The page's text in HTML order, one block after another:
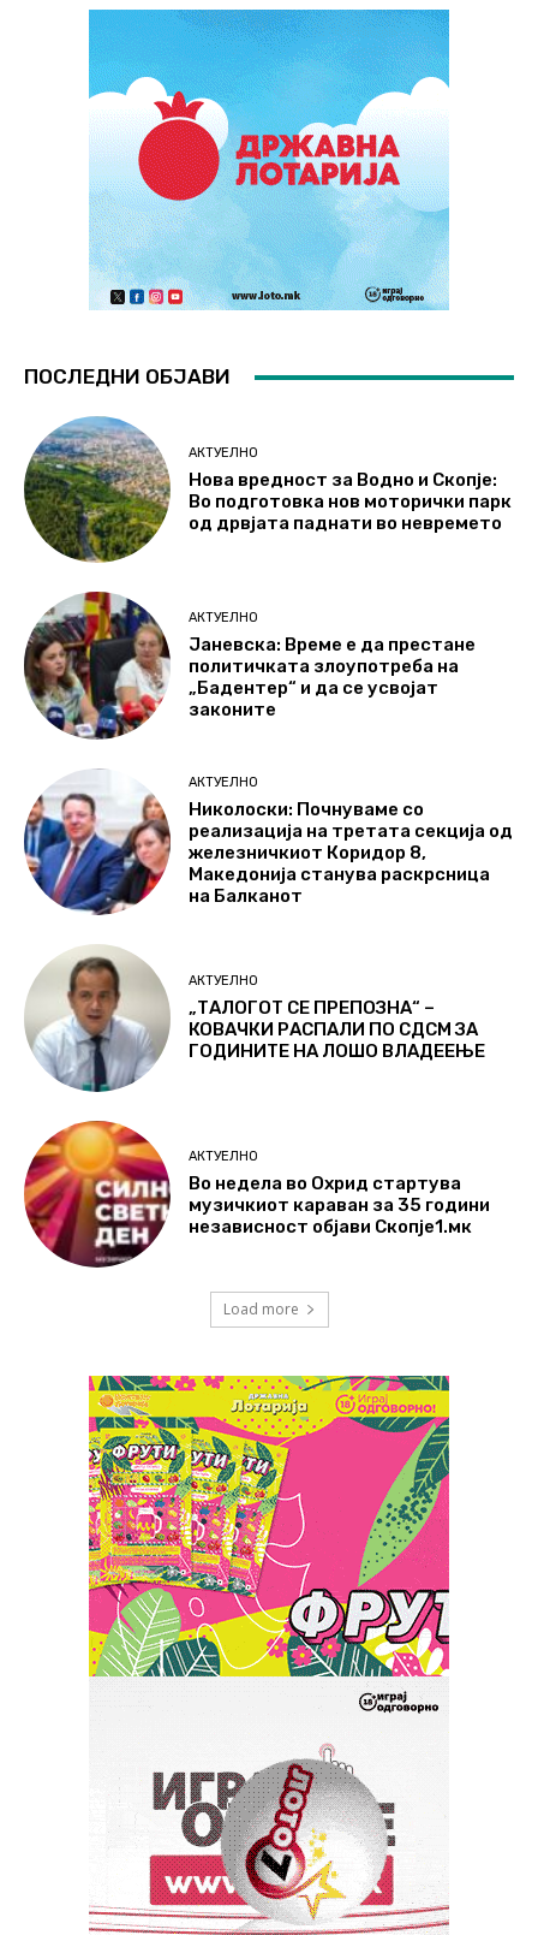
ПОСЛЕДНИ ОБЈАВИ
АКТУЕЛНО
Нова вредност за Водно и Скопје:
Во подготовка нов моторички парк
од дрвјата паднати во невремето
АКТУЕЛНО
Јаневска: Време е да престане
политичката злоупотреба на
„Бадентер“ и да се усвојат
законите
АКТУЕЛНО
Николоски: Почнуваме со
реализација на третата секција од
железничкиот Коридор 8,
Македонија станува раскрсница
на Балканот
АКТУЕЛНО
„ТАЛОГОТ СЕ ПРЕПОЗНА“ –
КОВАЧКИ РАСПАЛИ ПО СДСМ ЗА
ГОДИНИТЕ НА ЛОШО ВЛАДЕЕЊЕ
АКТУЕЛНО
Во недела во Охрид стартува
музичкиот караван за 35 години
независност објави Скопје1.мк
Load more